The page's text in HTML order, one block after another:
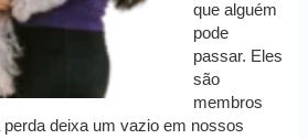
que alguém
pode
passar. Eles
são
membros
deixa um vazio em nossos